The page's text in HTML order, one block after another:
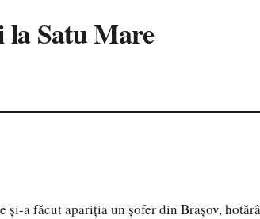
Satu Mare
și-a făcut apariția un șofer din Brașov,